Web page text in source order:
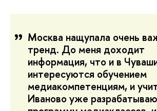
Москва нащупала очень
тренд. До меня доходит
информация, что и в
интересуются обучением
медиакомпетенциям, и
Иваново уже